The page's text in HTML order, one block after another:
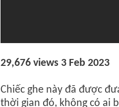
29,676 views 3 Feb 2023
Chiếc ghe này đã được
thời gian đó, không có ai